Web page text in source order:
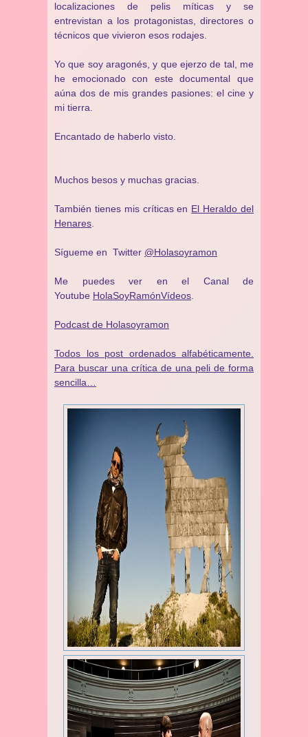
localizaciones de pelis míticas y se
entrevistan a los protagonistas, directores o
técnicos que vivieron esos rodajes.
Yo que soy aragonés, y que ejerzo de tal, me
he emocionado con este documental que
aúna dos de mis grandes pasiones: el cine y
mi tierra.
Encantado de haberlo visto.
Muchos besos y muchas gracias.
También tienes mis críticas en El Heraldo del
Henares
Sígueme en Twitter @Holasoyramon
Me puedes ver en el Canal de
Youtube HolaSoyRamónVídeos
Podcast de Holasoyramon
Todos los post ordenados alfabéticamente.
Para buscar una crítica de una peli de forma
sencilla…